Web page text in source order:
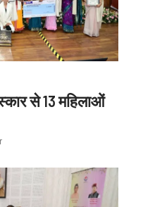
से 13 महिलाओं